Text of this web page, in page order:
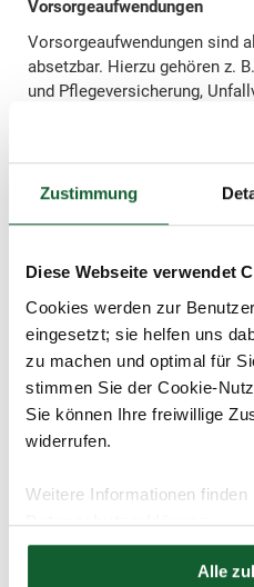
Zustimmung
Diese Webseite verwendet
Cookies werden zur
eingesetzt; sie helfen uns
zu machen und optimal für
stimmen Sie der Cookie-
Sie können Ihre freiwillige
widerrufen.
Weitere Informationen finden
Datenschutzerklärung
Hier finden Sie unser
Alle
Vorsorgeaufwendungen
Vorsorgeaufwendungen sind
absetzbar. Hierzu gehören z.
und Pflegeversicherung,
Haftpflichtversicherungen
Haustier) und
nicht die Kranken- und
die Rentenversicherung direkt
Spenden
Zwecke dürfen Sie in Höhe
persönlichen Einkünfte
Euro erkennt das Finanzamt
an; reichen Sie einfach den
Krankheitskosten
Typische Krankheitskosten
Medikamente, Physiotherapie,
Krankenhausaufenthalte.
als „außergewöhnliche
angeben. Als Beleg dienen
Verordnungen eines